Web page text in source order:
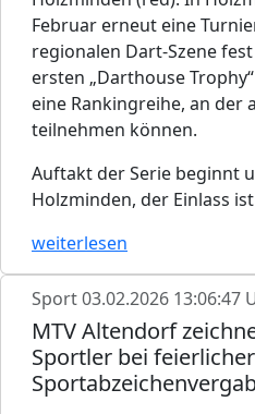
Februar erneut eine
regionalen Dart-Szene
ersten „Darthouse
eine Rankingreihe, an der
teilnehmen können.
Auftakt der Serie beginnt
Holzminden, der Einlass
weiterlesen
Sport03.02.2026 13:06:47
MTV Altendorf
Sportler bei feierlicher